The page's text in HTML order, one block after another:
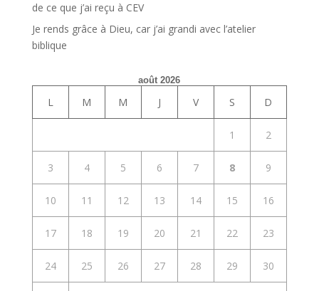
de ce que j’ai reçu à CEV
Je rends grâce à Dieu, car j’ai grandi avec l’atelier
biblique
août 2026
L M M J V S D
1 2
3 4 5 6 7 8 9
10 11 12 13 14 15 16
17 18 19 20 21 22 23
24 25 26 27 28 29 30